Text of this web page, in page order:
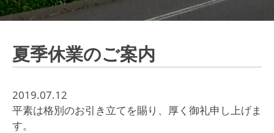
夏季休業のご案内
2019.07.12
平素は格別のお引き立てを賜り、厚く御礼申し上げま
す。